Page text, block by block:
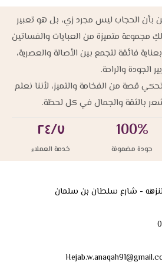
بأن الحجاب ليس مجرد زي، بل هو تعبير
مجموعة متميزة من العبايات والفساتين
فائقة لتجمع بين الأصالة والعصرية،
الجودة والراحة.
قصة من الفخامة والتميز، لأننا نعلم
بالثقة والجمال في كل لحظة.
100%
جودة مضمونة
٢٤/٧
خدمة العملاء
- شارع سلطان بن سلمان